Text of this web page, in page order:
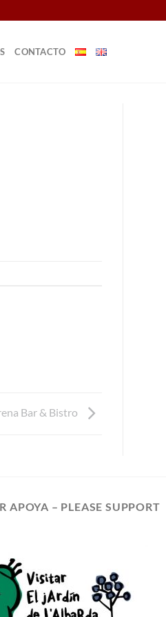
CONTACTO
Bar & Bistro
APOYA – PLEASE SUPPORT